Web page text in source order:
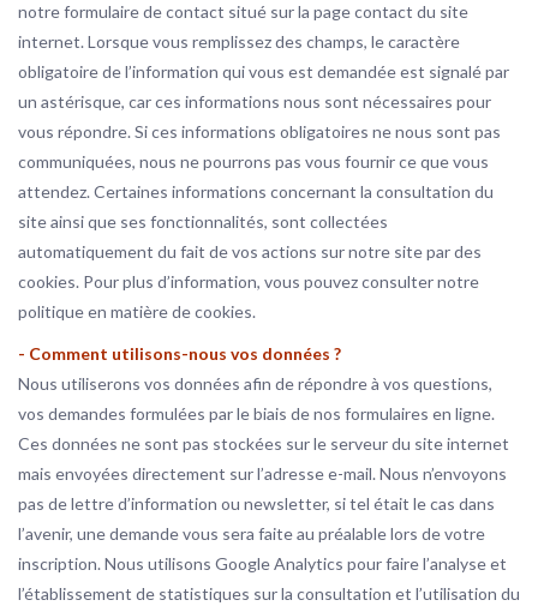
notre formulaire de contact situé sur la page contact du site
internet. Lorsque vous remplissez des champs, le caractère
obligatoire de l’information qui vous est demandée est signalé par
un astérisque, car ces informations nous sont nécessaires pour
vous répondre. Si ces informations obligatoires ne nous sont pas
communiquées, nous ne pourrons pas vous fournir ce que vous
attendez. Certaines informations concernant la consultation du
site ainsi que ses fonctionnalités, sont collectées
automatiquement du fait de vos actions sur notre site par des
cookies. Pour plus d’information, vous pouvez consulter notre
politique en matière de cookies.
- Comment utilisons-nous vos données ?
Nous utiliserons vos données afin de répondre à vos questions,
vos demandes formulées par le biais de nos formulaires en ligne.
Ces données ne sont pas stockées sur le serveur du site internet
mais envoyées directement sur l’adresse e-mail. Nous n’envoyons
pas de lettre d’information ou newsletter, si tel était le cas dans
l’avenir, une demande vous sera faite au préalable lors de votre
inscription. Nous utilisons Google Analytics pour faire l’analyse et
l’établissement de statistiques sur la consultation et l’utilisation du